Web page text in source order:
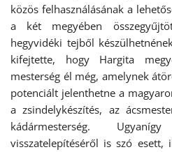
közös felhasználásának a
a két megyében
hegyvidéki tejből
kifejtette, hogy Hargita
mesterség él még, amelynek
potenciált jelenthetne a
a zsindelykészítés, az
kádármesterség.
visszatelepítéséről is szó esett,